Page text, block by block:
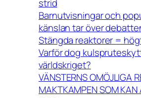
strid
Barnutvisningar och
känslan tar över
Stängda reaktorer =
Varför dog
världskriget?
VÄNSTERNS OMÖJLIGA
MAKTKAMPEN SOM KAN